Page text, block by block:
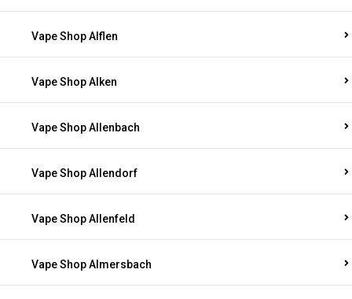
Vape Shop Alflen
Vape Shop Alken
Vape Shop Allenbach
Vape Shop Allendorf
Vape Shop Allenfeld
Vape Shop Almersbach